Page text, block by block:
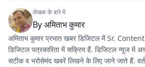
लेखक के बारे में
Byअमिताभ कुमार
अमिताभ कुमार प्रभात खबर डिजिटल में Sr.
डिजिटल पत्रकारिता में सक्रिय हैं. डिजिटल न्यूज में
सटीक व भरोसेमंद खबरें लिखने के लिए जाने जाते हैं.